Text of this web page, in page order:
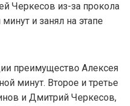
Черкесов из-за прокола
и занял на этапе
преимущество Алексея
минут. Второе и третье
и Дмитрий Черкесов,